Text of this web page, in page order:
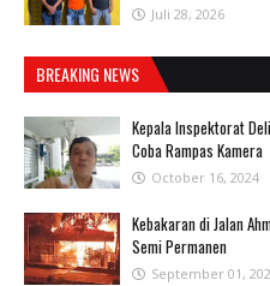
Juli 28, 2026
BREAKING NEWS
Kepala Inspektorat
Coba Rampas Kamera
October 16, 2024
Kebakaran di Jalan
Semi Permanen
September 01,